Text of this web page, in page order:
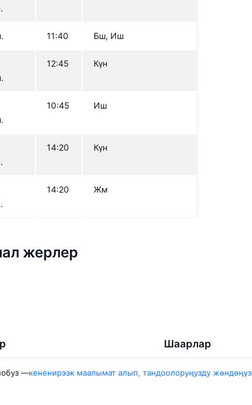
11:40 Бш, Иш
12:45 Күн
10:45 Иш
14:20 Күн
14:20 Жм
жерлер
Ош
Шаарлар
Бишкек
—кененирээк маалымат алып, тандоолоруңузду жөндөңүз